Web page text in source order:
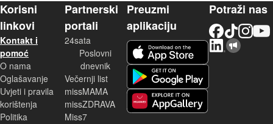
Korisni
linkovi
Kontakt i
pomoć
O nama
Oglašavanje
Uvjeti i pravila
korištenja
Politika
Partnerski
portali
24sata
Poslovni
dnevnik
Večernji list
missMAMA
missZDRAVA
Miss7
Preuzmi
aplikaciju
Potraži nas